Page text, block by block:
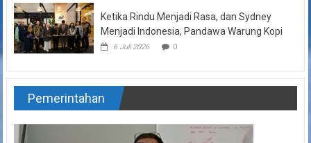
Ketika Rindu Menjadi Rasa, dan Sydney
Menjadi Indonesia, Pandawa Warung Kopi
6 Juli 2026 0
Pemerintahan